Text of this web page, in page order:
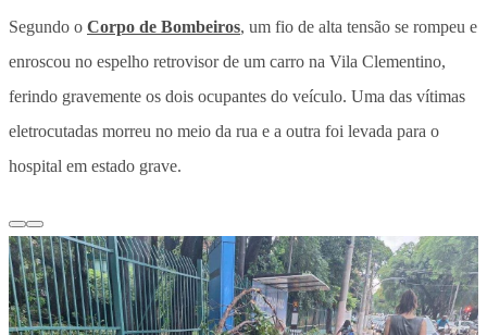
Segundo o Corpo de Bombeiros, um fio de alta tensão se rompeu e
enroscou no espelho retrovisor de um carro na Vila Clementino,
ferindo gravemente os dois ocupantes do veículo. Uma das vítimas
eletrocutadas morreu no meio da rua e a outra foi levada para o
hospital em estado grave.